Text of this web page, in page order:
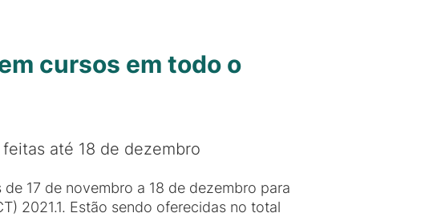
cursos em todo o
até 18 de dezembro
17 de novembro a 18 de dezembro para
2021.1. Estão sendo oferecidas no total